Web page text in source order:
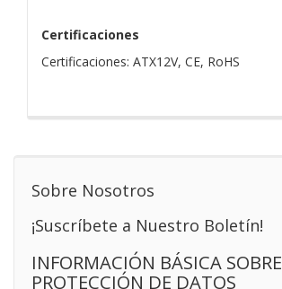
Certificaciones
Certificaciones: ATX12V, CE, RoHS
Sobre Nosotros
¡Suscríbete a Nuestro Boletín!
INFORMACIÓN BÁSICA SOBRE
PROTECCIÓN DE DATOS